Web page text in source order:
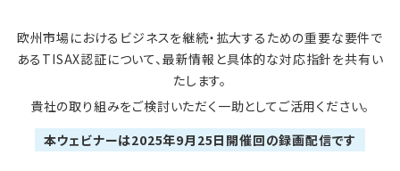
欧州市場におけるビジネスを継続・拡大するための重要な要件で
あるTISAX認証について、最新情報と具体的な対応指針を共有い
たします。
貴社の取り組みをご検討いただく一助としてご活用ください。
本ウェビナーは2025年9月25日開催回の録画配信です